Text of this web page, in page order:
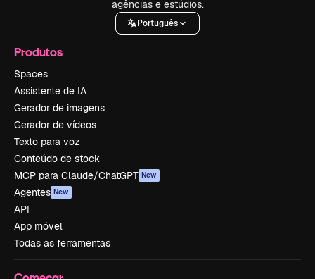
agências e estúdios.
Português
Produtos
Spaces
Assistente de IA
Gerador de imagens
Gerador de vídeos
Texto para voz
Conteúdo de stock
MCP para Claude/ChatGPT New
Agentes New
API
App móvel
Todas as ferramentas